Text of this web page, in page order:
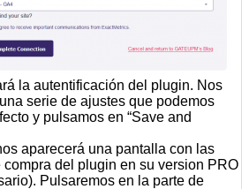
la autentificación del plugin. Nos
serie de ajustes que podemos
y pulsamos en “Save and
aparecerá una pantalla con las
compra del plugin en su version PRO
Pulsaremos en la parte de